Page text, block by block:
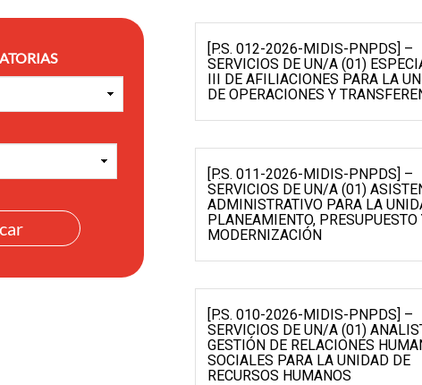
[P.S. 012-2026-MIDIS-PNPDS] –
SERVICIOS DE UN/A (01)
III DE AFILIACIONES PARA LA
DE OPERACIONES Y
[P.S. 011-2026-MIDIS-PNPDS] –
SERVICIOS DE UN/A (01)
ADMINISTRATIVO PARA LA
PLANEAMIENTO, PRESUPUESTO
MODERNIZACIÓN
[P.S. 010-2026-MIDIS-PNPDS] –
SERVICIOS DE UN/A (01)
GESTIÓN DE RELACIONES
SOCIALES PARA LA UNIDAD DE
RECURSOS HUMANOS